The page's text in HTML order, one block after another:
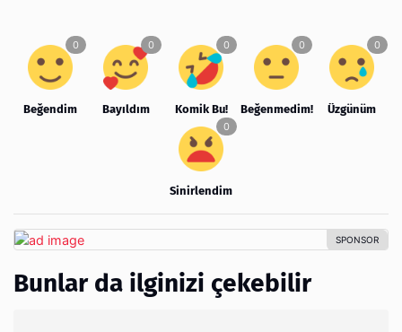
Beğendim Bayıldım Komik Bu! Beğenmedim! Üzgünüm
Sinirlendim
Bunlar da ilginizi çekebilir